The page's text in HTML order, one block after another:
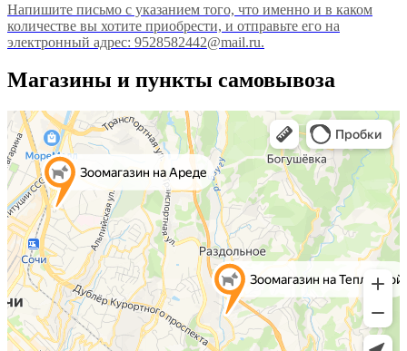
Напишите письмо с указанием того, что именно и в каком
количестве вы хотите приобрести, и отправьте его на
электронный адрес: 9528582442@mail.ru.
Магазины и пункты самовывоза